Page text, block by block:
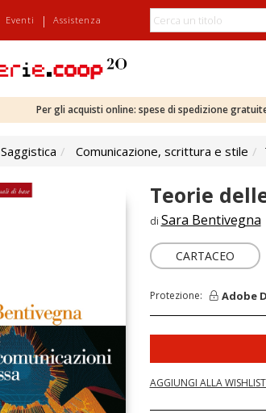
Eventi | Assistenza
Per gli acquisti online: spese di spedizione
Saggistica Comunicazione, scrittura e stile
Teorie
di Sara Bentivegna
CARTACEO
Protezione: Adobe
AGGIUNGI ALLA WISHLIST